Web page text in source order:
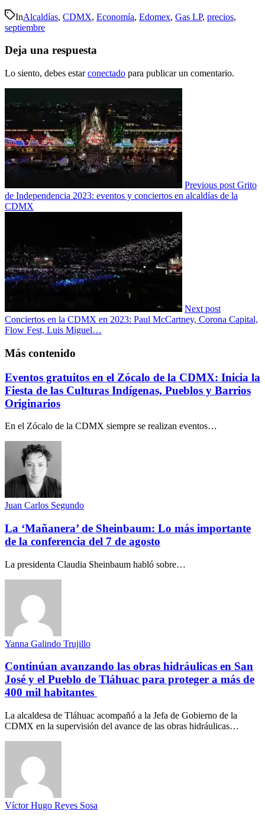
InAlcaldías, CDMX, Economía, Edomex, Gas LP, precios,
septiembre
Deja una respuesta
Lo siento, debes estarconectado para publicar un comentario.
Previous post Grito
de Independencia 2023: eventos y conciertos en alcaldías de la
CDMX
Next post
Conciertos en la CDMX en 2023: Paul McCartney, Corona Capital,
Flow Fest, Luis Miguel…
Más contenido
Eventos gratuitos en el Zócalo de la CDMX: Inicia la
Fiesta de las Culturas Indígenas, Pueblos y Barrios
Originarios
En el Zócalo de la CDMX siempre se realizan eventos…
Juan Carlos Segundo
La ‘Mañanera’ de Sheinbaum: Lo más importante
de la conferencia del 7 de agosto
La presidenta Claudia Sheinbaum habló sobre…
Yanna Galindo Trujillo
Continúan avanzando las obras hidráulicas en San
José y el Pueblo de Tláhuac para proteger a más de
400 mil habitantes
La alcaldesa de Tláhuac acompañó a la Jefa de Gobierno de la
CDMX en la supervisión del avance de las obras hidráulicas…
Víctor Hugo Reyes Sosa